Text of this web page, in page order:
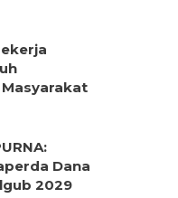
Dana
2029